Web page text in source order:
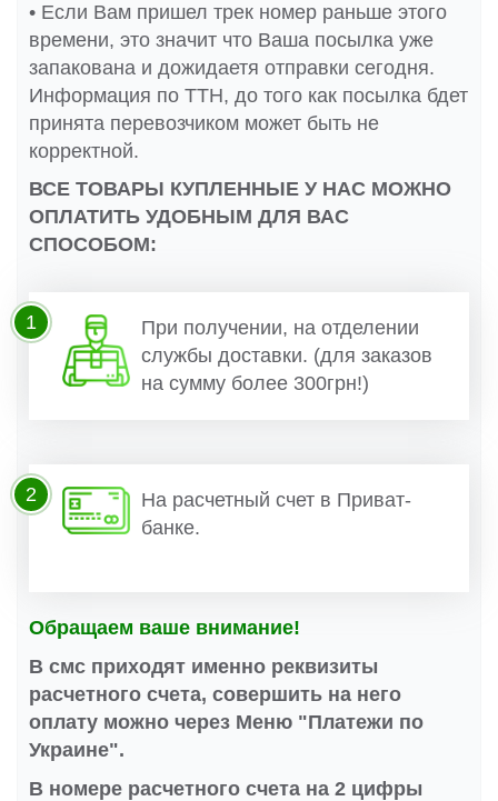
• Если Вам пришел трек номер раньше этого
времени, это значит что Ваша посылка уже
запакована и дожидаетя отправки сегодня.
Информация по ТТН, до того как посылка бдет
принята перевозчиком может быть не
корректной.
ВСЕ ТОВАРЫ КУПЛЕННЫЕ У НАС МОЖНО
ОПЛАТИТЬ УДОБНЫМ ДЛЯ ВАС
СПОСОБОМ:
При получении, на отделении
службы доставки. (для заказов
на сумму более 300грн!)
1
На расчетный счет в Приват-
банке.
2
Обращаем ваше внимание!
В смс приходят именно реквизиты
расчетного счета, совершить на него
оплату можно через Меню "Платежи по
Украине".
В номере расчетного счета на 2 цифры